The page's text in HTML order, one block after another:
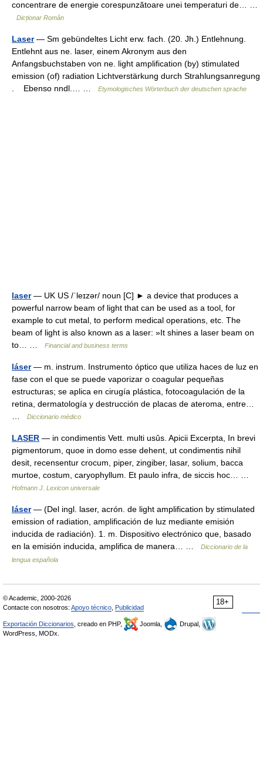
concentrare de energie corespunzătoare unei temperaturi de… …
Dicționar Român
Laser— Sm gebündeltes Licht erw. fach. (20. Jh.) Entlehnung.
Entlehnt aus ne. laser, einem Akronym aus den
Anfangsbuchstaben von ne. light amplification (by) stimulated
emission (of) radiation Lichtverstärkung durch Strahlungsanregung
. Ebenso nndl.… …
Etymologisches Wörterbuch der deutschen sprache
laser— UK US /ˈleɪzər/ noun [C] ► a device that produces a
powerful narrow beam of light that can be used as a tool, for
example to cut metal, to perform medical operations, etc. The
beam of light is also known as a laser: »It shines a laser beam on
to… …
Financial and business terms
láser— m. instrum. Instrumento óptico que utiliza haces de luz en
fase con el que se puede vaporizar o coagular pequeñas
estructuras; se aplica en cirugía plástica, fotocoagulación de la
retina, dermatología y destrucción de placas de ateroma, entre…
Diccionario médico
LASER — in condimentis Vett. multi usûs. Apicii Excerpta, In brevi
pigmentorum, quoe in domo esse dehent, ut condimentis nihil
desit, recensentur crocum, piper, zingiber, lasar, solium, bacca
murtoe, costum, caryophyllum. Et paulo infra, de siccis hoc… …
Hofmann J. Lexicon universale
láser— (Del ingl. laser, acrón. de light amplification by stimulated
emission of radiation, amplificación de luz mediante emisión
inducida de radiación). 1. m. Dispositivo electrónico que, basado
en la emisión inducida, amplifica de manera… …
Diccionario de la
lengua española
18+
© Academic, 2000-2026
Contacte con nosotros: Apoyo técnico Publicidad
Exportación Diccionarios , creado en PHP, Joomla,
Drupal,
WordPress, MODx.